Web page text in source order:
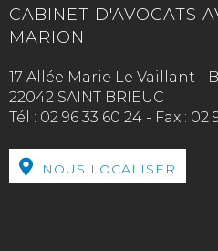
CABINET D'AVOCATS
MARION
17 Allée Marie Le Vaillant -
22042 SAINT BRIEUC
Tél : 02 96 33 60 24 - Fax : 02
NOUS LOCALISER